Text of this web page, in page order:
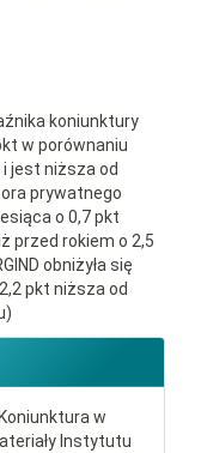
koniunktury
w porównaniu
jest niższa od
prywatnego
o 0,7 pkt
przed rokiem o 2,5
obniżyła się
pkt niższa od
w
Instytutu